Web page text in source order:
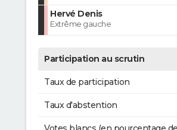
Hervé Denis
Extrême gauche
Participation au scrutin
Taux de participation
Taux d'abstention